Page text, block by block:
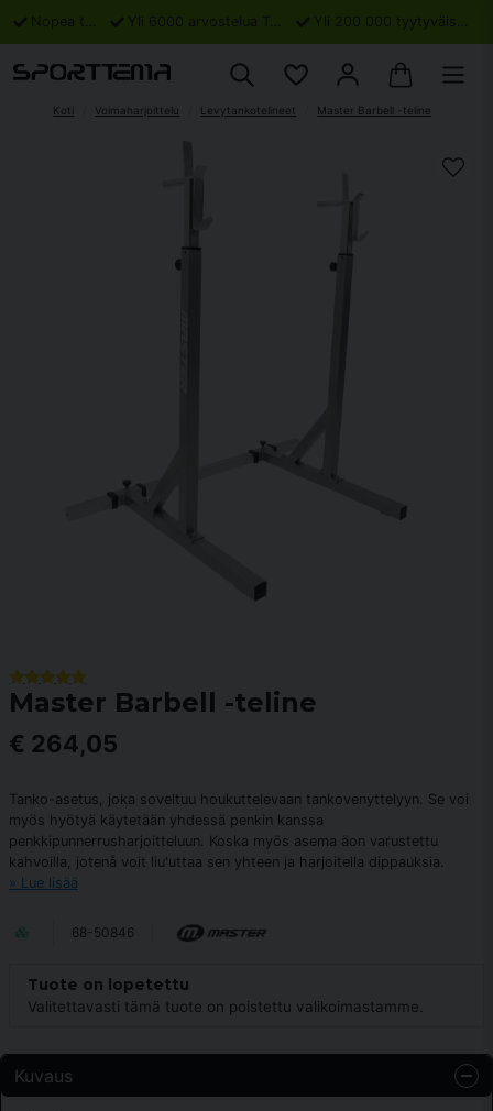
Nopea toimitus Yli 6000 arvostelua Trustpilotissa Yli 200 000 tyytyväistä asiakasta
Koti Voimaharjoittelu Levytankotelineet Master Barbell -teline
Master Barbell -teline
€ 264,05
Tanko-asetus, joka soveltuu houkuttelevaan tankovenyttelyyn. Se voi
myös hyötyä käytetään yhdessä penkin kanssa
penkkipunnerrusharjoitteluun. Koska myös asema äon varustettu
kahvoilla, jotenå voit liu'uttaa sen yhteen ja harjoitella dippauksia.
Lue lisää
68-50846
Tuote on lopetettu
Valitettavasti tämä tuote on poistettu valikoimastamme.
Kuvaus